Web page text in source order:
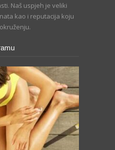
Naš uspjeh je veliki
kao i reputacija koju